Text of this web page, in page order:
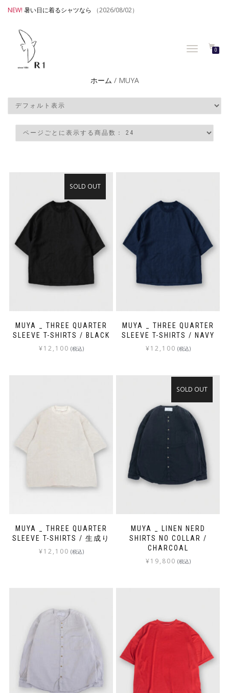
NEW! 暑い日に着るシャツなら （2026/08/02）
TOGGLE
0
ホーム / MUYA
MUYA _ THREE QUARTER
SLEEVE T-SHIRTS / BLACK
¥12,100 (税込)
SOLD OUT
MUYA _ THREE QUARTER
SLEEVE T-SHIRTS / NAVY
¥12,100 (税込)
MUYA _ THREE QUARTER
SLEEVE T-SHIRTS / 生成り
¥12,100 (税込)
MUYA _ LINEN NERD
SHIRTS NO COLLAR /
CHARCOAL
¥19,800 (税込)
SOLD OUT